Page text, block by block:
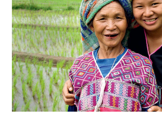
aromatisée à la citronnelle, un vrai délice !
Route vers Chiang Rai, en passant par le
à Chiang Rai.
Installation à l’hôtel, dîner et nuit à